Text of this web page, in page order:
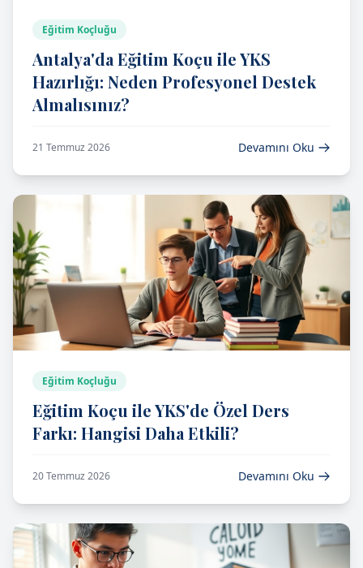
Eğitim Koçluğu
Antalya'da Eğitim Koçu ile YKS
Hazırlığı: Neden Profesyonel Destek
Almalısınız?
21 Temmuz 2026 Devamını Oku
Eğitim Koçluğu
Eğitim Koçu ile YKS'de Özel Ders
Farkı: Hangisi Daha Etkili?
20 Temmuz 2026 Devamını Oku